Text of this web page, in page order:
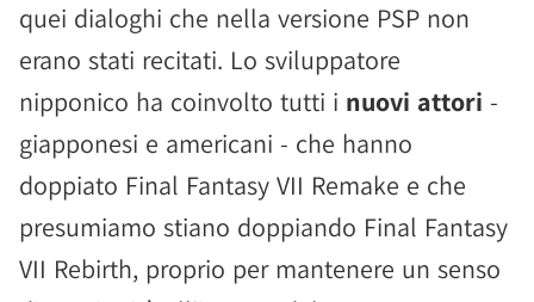
quei dialoghi che nella versione PSP non
erano stati recitati. Lo sviluppatore
nipponico ha coinvolto tutti i nuovi attori -
giapponesi e americani - che hanno
doppiato Final Fantasy VII Remake e che
presumiamo stiano doppiando Final Fantasy
VII Rebirth, proprio per mantenere un senso